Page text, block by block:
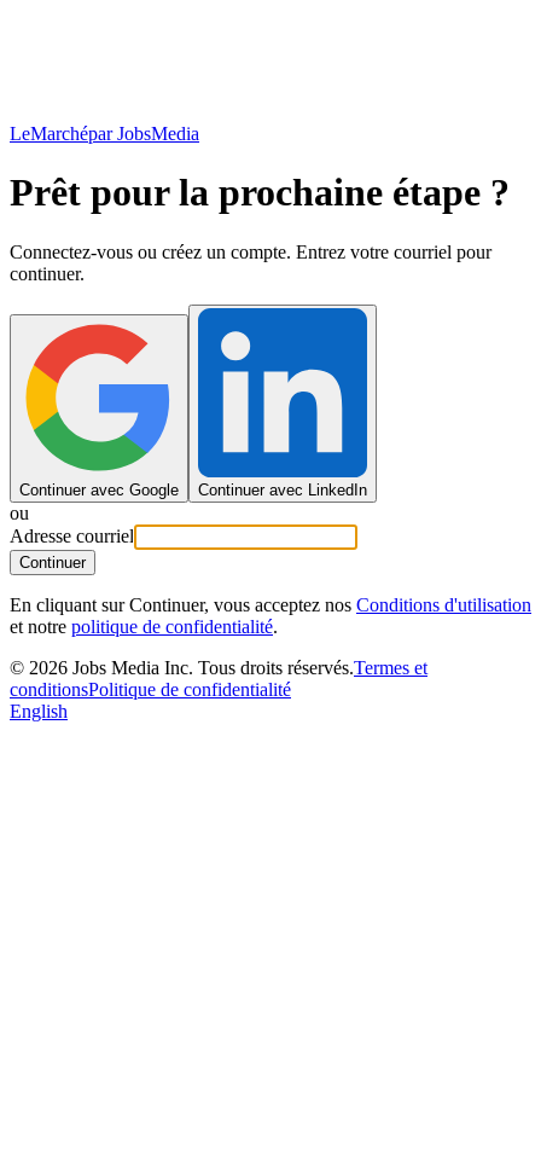
LeMarchépar JobsMedia
Prêt pour la prochaine étape ?
Connectez-vous ou créez un compte. Entrez votre courriel pour
continuer.
Continuer avec Google Continuer avec LinkedIn
ou
Adresse courriel
Continuer
En cliquant sur Continuer, vous acceptez nos Conditions d'utilisation
et notre politique de confidentialité.
© 2026 Jobs Media Inc. Tous droits réservés.Termes et
conditionsPolitique de confidentialité
English